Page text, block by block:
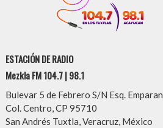
ESTACIÓN DE RADIO
Mezkla FM 104.7 | 98.1
Bulevar 5 de Febrero S/N Esq. Emparan
Col. Centro, CP 95710
San Andrés Tuxtla, Veracruz, México